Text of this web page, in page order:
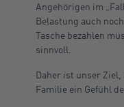
Angehörigen im
Belastung auch
Tasche bezahlen
sinnvoll.
Daher ist unser
Familie ein Gefühl